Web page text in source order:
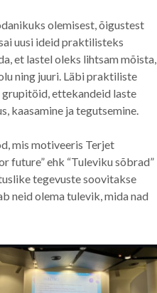
olemisest, õigustest
uusi ideid praktilisteks
et lastel oleks lihtsam mõista,
ning juuri. Läbi praktiliste
ettekandeid laste
kaasamine ja tegutsemine.
mis motiveeris Terjet
future” ehk “Tuleviku sõbrad”
tegevuste soovitakse
neid olema tulevik, mida nad